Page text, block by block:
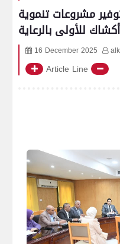
مشروعات تنموية
للأولى بالرعاية
16 December 2025
Article Line